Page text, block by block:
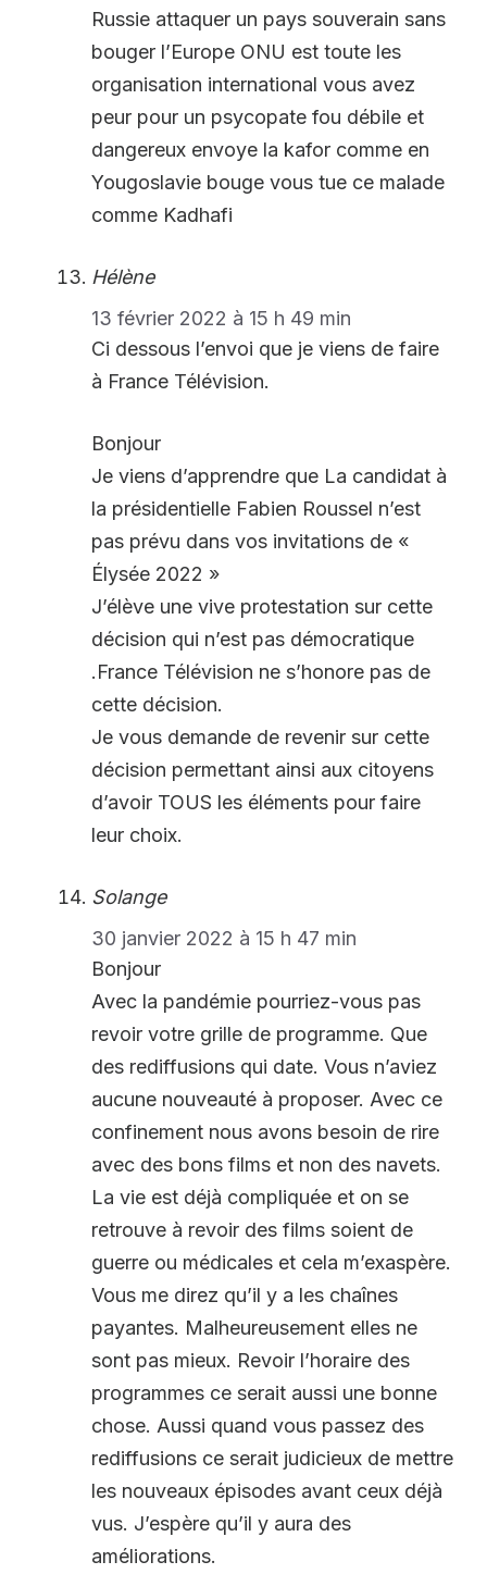
Russie attaquer un pays souverain sans
bouger l’Europe ONU est toute les
organisation international vous avez
peur pour un psycopate fou débile et
dangereux envoye la kafor comme en
Yougoslavie bouge vous tue ce malade
comme Kadhafi
Hélène
13 février 2022 à 15 h 49 min
Ci dessous l’envoi que je viens de faire
à France Télévision.
Bonjour
Je viens d’apprendre que La candidat à
la présidentielle Fabien Roussel n’est
pas prévu dans vos invitations de «
Élysée 2022 »
J’élève une vive protestation sur cette
décision qui n’est pas démocratique
.France Télévision ne s’honore pas de
cette décision.
Je vous demande de revenir sur cette
décision permettant ainsi aux citoyens
d’avoir TOUS les éléments pour faire
leur choix.
Solange
30 janvier 2022 à 15 h 47 min
Bonjour
Avec la pandémie pourriez-vous pas
revoir votre grille de programme. Que
des rediffusions qui date. Vous n’aviez
aucune nouveauté à proposer. Avec ce
confinement nous avons besoin de rire
avec des bons films et non des navets.
La vie est déjà compliquée et on se
retrouve à revoir des films soient de
guerre ou médicales et cela m’exaspère.
Vous me direz qu’il y a les chaînes
payantes. Malheureusement elles ne
sont pas mieux. Revoir l’horaire des
programmes ce serait aussi une bonne
chose. Aussi quand vous passez des
rediffusions ce serait judicieux de mettre
les nouveaux épisodes avant ceux déjà
vus. J’espère qu’il y aura des
améliorations.